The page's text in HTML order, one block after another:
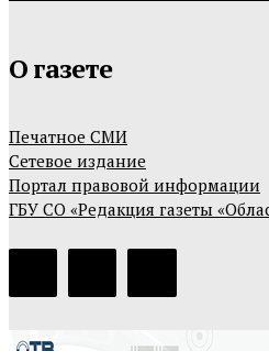
О газете
Печатное СМИ
Сетевое издание
Портал правовой информации
ГБУ СО «Редакция газеты